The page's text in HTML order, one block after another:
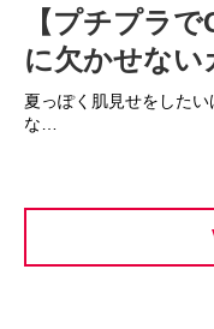
【プチプラ
に欠かせな
夏っぽく肌見せをした
な…